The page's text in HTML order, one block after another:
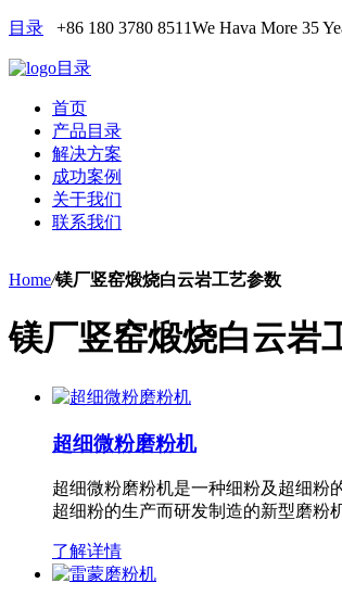
目录 +86 180 3780 8511We Hava More 35
目录
首页
产品目录
解决方案
成功案例
关于我们
联系我们
Home/镁厂竖窑煅烧白云岩工艺参数
镁厂竖窑煅烧白云岩
超细微粉磨粉机
超细微粉磨粉机是一种细粉及超细粉
超细粉的生产而研发制造的新型磨粉
了解详情